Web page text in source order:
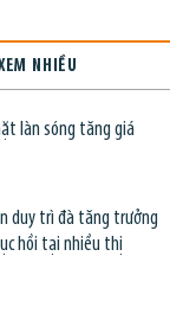
NHIỀU
làn sóng tăng giá
duy trì đà tăng trưởng
hồi tại nhiều thị